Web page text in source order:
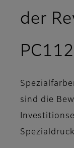
der
sind die